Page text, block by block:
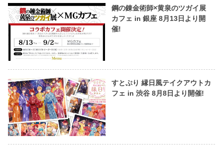
鋼の錬金術師×黄泉のツガイ展
カフェ in 銀座 8月13日より開
催!
すとぷり 縁日風テイクアウトカ
フェ in 渋谷 8月8日より開催!